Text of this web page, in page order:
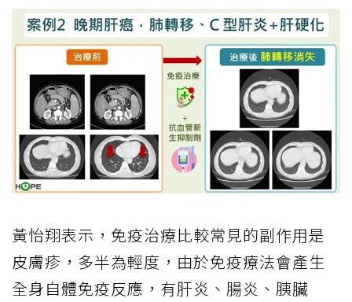
黃怡翔表示，免疫治療比較常見的副作用是
皮膚疹，多半為輕度，由於免疫療法會產生
全身自體免疫反應，有肝炎、腸炎、胰臟